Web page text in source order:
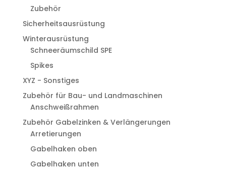
Zubehör
Sicherheitsausrüstung
Winterausrüstung
Schneeräumschild SPE
Spikes
XYZ - Sonstiges
Zubehör für Bau- und Landmaschinen
Anschweißrahmen
Zubehör Gabelzinken & Verlängerungen
Arretierungen
Gabelhaken oben
Gabelhaken unten